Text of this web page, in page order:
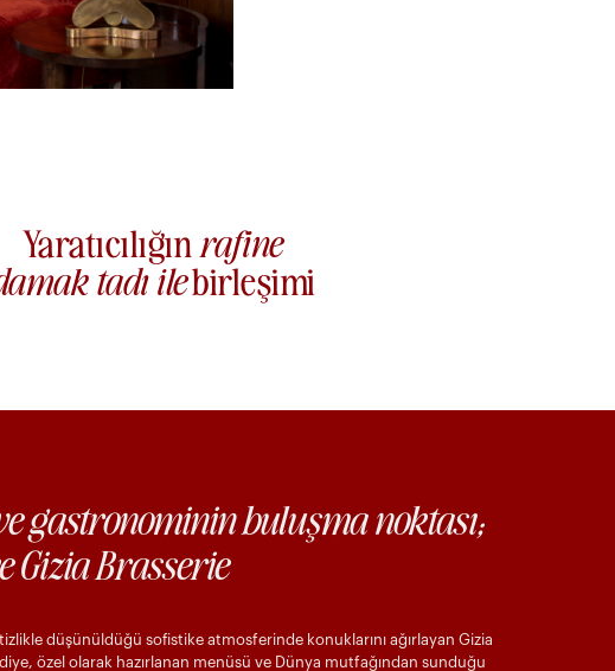
Yaratıcılığınrafine
tadı ilebirleşimi
gastronominin buluşma noktası;
Gizia Brasserie
düşünüldüğü sofistike atmosferinde konuklarını ağırlayan Gizia
özel olarak hazırlanan menüsü ve Dünya mutfağından sunduğu